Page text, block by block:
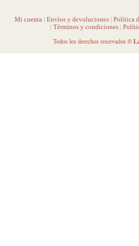
Mi cuenta | Envíos y devoluciones | Política
| Términos y condiciones |
Todos los derechos reservados ©